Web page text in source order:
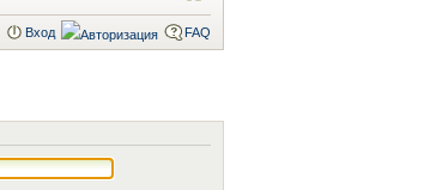
Вход FAQ